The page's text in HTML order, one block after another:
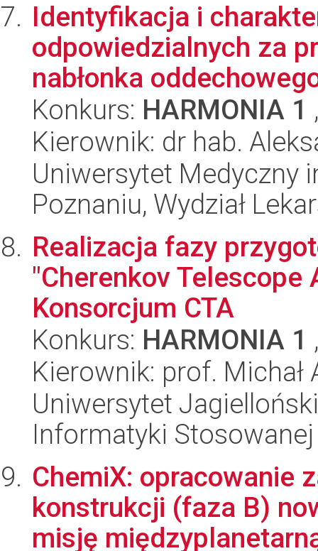
Identyfikacja i
odpowiedzialnych za
nabłonka
Konkurs: HARMONIA 1
Kierownik: dr hab.
Uniwersytet Medyczny
Poznaniu, Wydział
Realizacja fazy
"Cherenkov Telescope
Konsorcjum CTA
Konkurs: HARMONIA 1
Kierownik: prof.
Uniwersytet
Informatyki
ChemiX: opracowanie
konstrukcji (faza B)
misję